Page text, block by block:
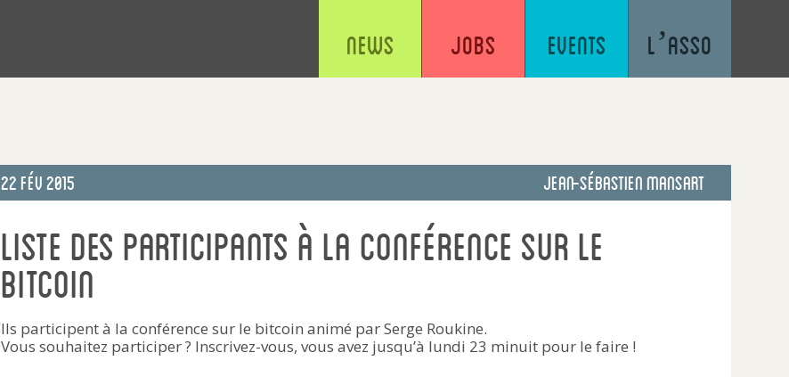
News Jobs Events L’asso
Publié
22 Fév 2015 Jean-sébastien Mansart
Liste des participants à la conférence sur le
bitcoin
Ils participent à la conférence sur le bitcoin animé par Serge Roukine.
Vous souhaitez participer ? Inscrivez-vous, vous avez jusqu’à lundi 23 minuit pour le faire !